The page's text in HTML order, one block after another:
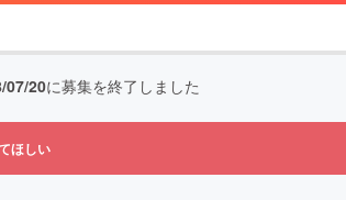
07/20に募集を終了しました
ほしい